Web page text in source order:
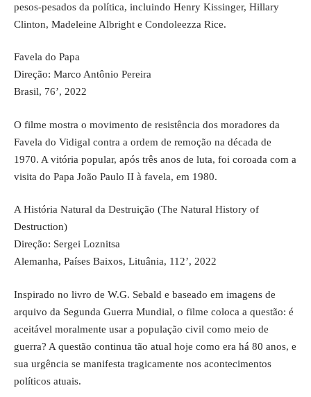
pesos-pesados da política, incluindo Henry Kissinger, Hillary
Clinton, Madeleine Albright e Condoleezza Rice.
Favela do Papa
Direção: Marco Antônio Pereira
Brasil, 76’, 2022
O filme mostra o movimento de resistência dos moradores da
Favela do Vidigal contra a ordem de remoção na década de
1970. A vitória popular, após três anos de luta, foi coroada com a
visita do Papa João Paulo II à favela, em 1980.
A História Natural da Destruição (The Natural History of
Destruction)
Direção: Sergei Loznitsa
Alemanha, Países Baixos, Lituânia, 112’, 2022
Inspirado no livro de W.G. Sebald e baseado em imagens de
arquivo da Segunda Guerra Mundial, o filme coloca a questão: é
aceitável moralmente usar a população civil como meio de
guerra? A questão continua tão atual hoje como era há 80 anos, e
sua urgência se manifesta tragicamente nos acontecimentos
políticos atuais.